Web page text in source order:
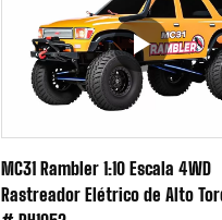
MC31 Rambler 1:10 Escala 4WD
Rastreador Elétrico de Alto